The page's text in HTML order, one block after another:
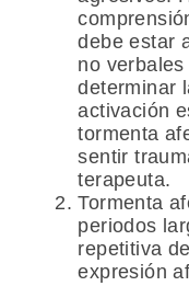
debe estar
no
determinar
activación
tormenta
sentir
terapeuta.
Tormenta
periodos
repetitiva
expresión